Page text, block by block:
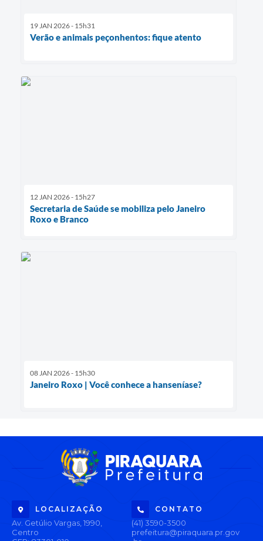
19 JAN 2026 - 15h31
Verão e animais peçonhentos: fique atento
12 JAN 2026 - 15h27
Secretaria de Saúde se mobiliza pelo Janeiro
Roxo e Branco
08 JAN 2026 - 15h30
Janeiro Roxo | Você conhece a hanseníase?
LOCALIZAÇÃO
Av. Getúlio Vargas, 1990,
Centro
CONTATO
(41) 3590-3500
prefeitura@piraquara.pr.gov